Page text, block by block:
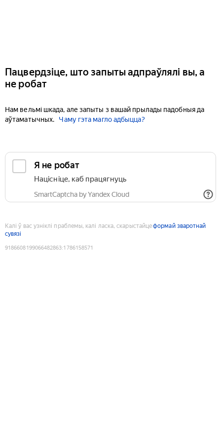
Пацвердзіце, што запыты адпраўлялі вы, а
не робат
Нам вельмі шкада, але запыты з вашай прылады падобныя да
аўтаматычных.
Чаму гэта магло адбыцца?
Я не робат
Націсніце, каб працягнуць
SmartCaptcha by Yandex Cloud
Калі ў вас узніклі праблемы, калі ласка, скарыстайцеформай зваротнай
сувязі
9186608199066482863:1786158571